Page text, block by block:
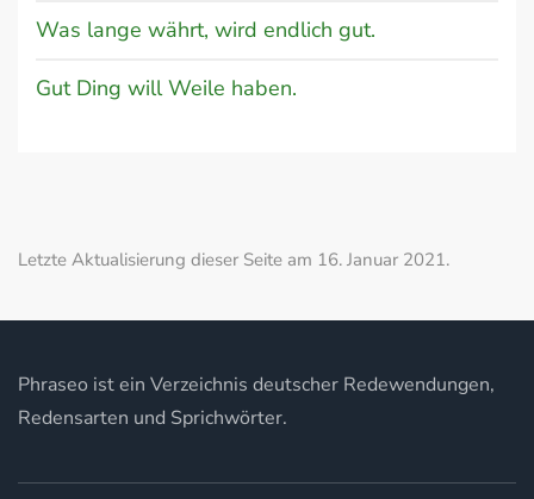
Was lange währt, wird endlich gut.
Gut Ding will Weile haben.
Letzte Aktualisierung dieser Seite am 16. Januar 2021.
Phraseo ist ein Verzeichnis deutscher Redewendungen,
Redensarten und Sprichwörter.